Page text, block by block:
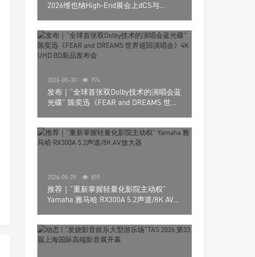
2026维也纳High-End展会上dCS与
2026-05-30 974
发布｜“全球首张双Dolby技术的演唱会蓝
光碟” 陈奕迅《FEAR and DREAMS 世界
2026-05-29 859
推荐｜“重新掌握轻量化影院主动权”
Yamaha 雅马哈 RX300A 5.2声道/8K AV放